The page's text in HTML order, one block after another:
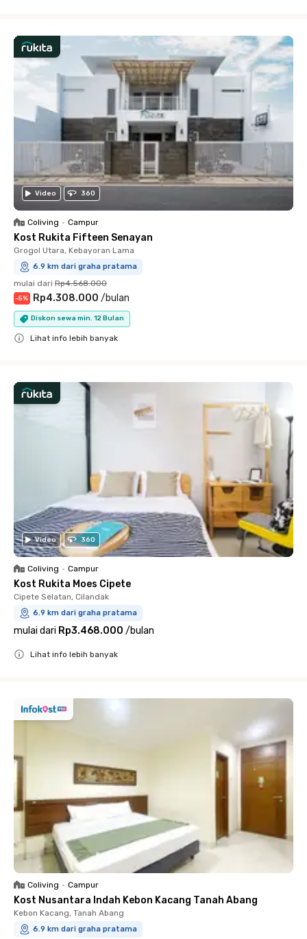
Video 360
Coliving • Campur
Kost Rukita Fifteen Senayan
Grogol Utara, Kebayoran Lama
6.9 km dari graha pratama
mulai dari Rp4.568.000
-5% Rp4.308.000 /bulan
Diskon sewa min. 12 Bulan
Lihat info lebih banyak
Video 360
Coliving • Campur
Kost Rukita Moes Cipete
Cipete Selatan, Cilandak
6.9 km dari graha pratama
mulai dari Rp3.468.000 /bulan
Lihat info lebih banyak
Coliving • Campur
Kost Nusantara Indah Kebon Kacang Tanah Abang
Kebon Kacang, Tanah Abang
6.9 km dari graha pratama